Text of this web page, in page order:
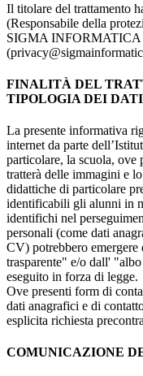
Il titolare del trattamento
(Responsabile della
SIGMA INFORMATICA
FINALITÀ DEL
TIPOLOGIA DEI DATI
La presente informativa
internet da parte
particolare, la scuola,
tratterà delle immagini e
didattiche di particolare
identificabili gli alunni in
identifichi nel
personali (come dati
CV) potrebbero
trasparente" e/o dall'
eseguito in forza di legge.
Ove presenti form di
dati anagrafici e di
esplicita richiesta
COMUNICAZIONE